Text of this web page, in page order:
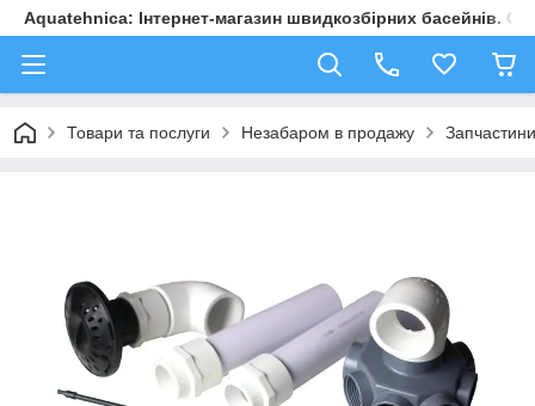
Aquatehnica: Інтернет-магазин швидкозбірних басейнів.
Товари та послуги Незабаром в продажу